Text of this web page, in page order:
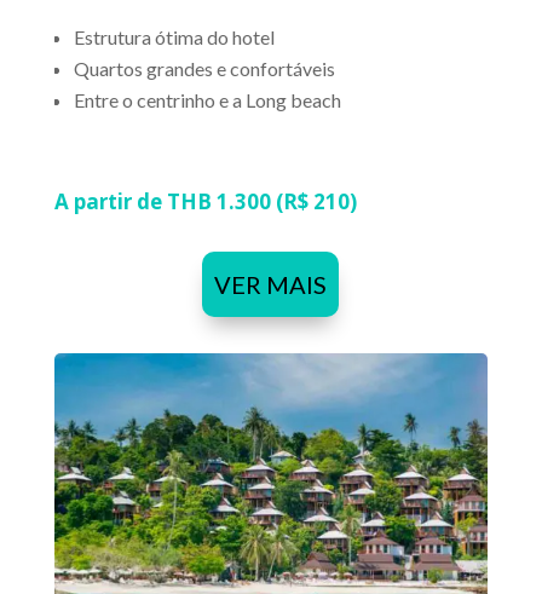
Estrutura ótima do hotel
Quartos grandes e confortáveis
Entre o centrinho e a Long beach
A partir de THB 1.300 (R$ 210)
VER MAIS